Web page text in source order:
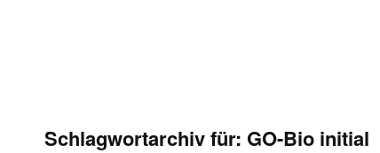
Schlagwortarchiv für: GO-Bio initial